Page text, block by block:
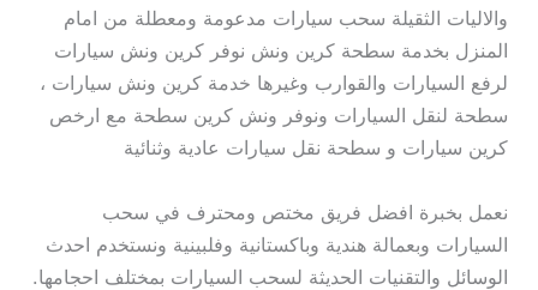
والاليات الثقيلة سحب سيارات مدعومة ومعطلة من امام
المنزل بخدمة سطحة كرين ونش نوفر كرين ونش سيارات
لرفع السيارات والقوارب وغيرها خدمة كرين ونش سيارات ،
سطحة لنقل السيارات ونوفر ونش كرين سطحة مع ارخص
كرين سيارات و سطحة نقل سيارات عادية وثنائية
نعمل بخبرة افضل فريق مختص ومحترف في سحب
السيارات وبعمالة هندية وباكستانية وفلبينية ونستخدم احدث
الوسائل والتقنيات الحديثة لسحب السيارات بمختلف احجامها.